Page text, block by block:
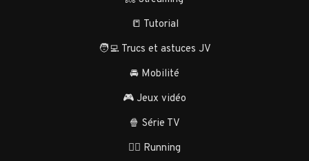
📒 Tutorial
🧑‍💻 Trucs et astuces JV
🚘 Mobilité
🎮 Jeux vidéo
🍿 Série TV
🏃‍♂️ Running